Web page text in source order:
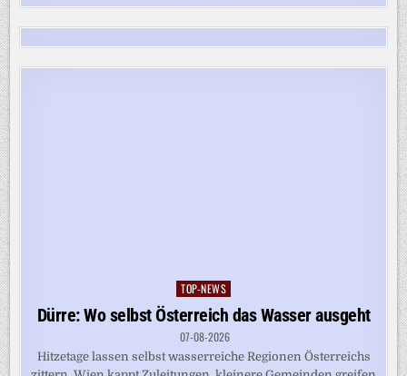
Posted
in
TOP-NEWS
Dürre: Wo selbst Österreich das Wasser ausgeht
07-08-2026
Hitzetage lassen selbst wasserreiche Regionen Österreichs